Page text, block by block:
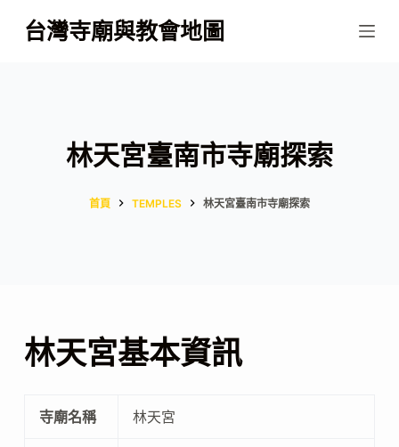
跳
至
台灣寺廟與教會地圖
林天宮臺南市寺廟探索
首頁 TEMPLES 林天宮臺南市寺廟探索
林天宮基本資訊
寺廟名稱 林天宮